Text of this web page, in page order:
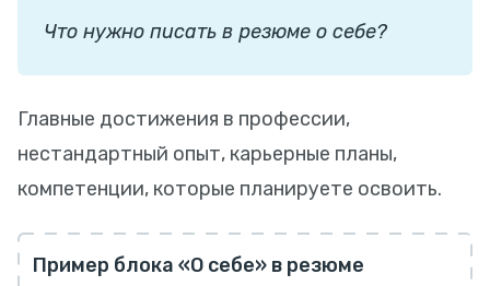
Что нужно писать в резюме о себе?
Главные достижения в профессии,
нестандартный опыт, карьерные планы,
компетенции, которые планируете освоить.
Пример блока «О себе» в резюме